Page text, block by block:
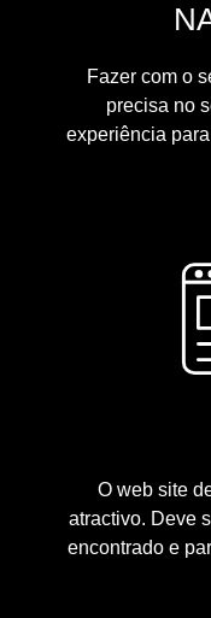
Fazer com o
precisa no
experiência
O web site
atractivo. Deve
encontrado e